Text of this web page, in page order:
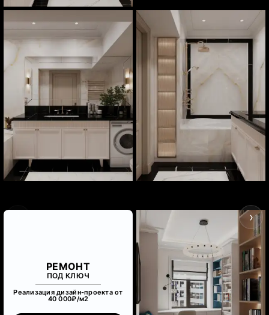
РЕМОНТ
ПОД КЛЮЧ
Реализация дизайн-проекта от
40 000₽/м2
›